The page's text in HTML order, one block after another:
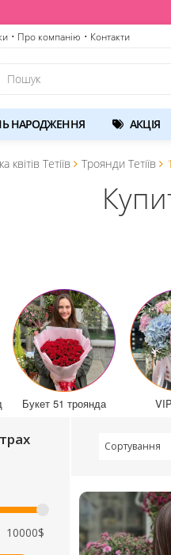
• Про компанію • Контакти
НАРОДЖЕННЯ АКЦІЯ
квітів Тетіїв Троянди Тетіїв
Букет 51 троянда
10000$
Сортування